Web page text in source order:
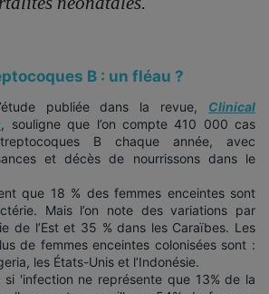
B : un fléau ?
publiée dans la revue, Clinical
, souligne que l’on compte 410 000 cas
B chaque année, avec
et décès de nourrissons dans le
que 18 % des femmes enceintes sont
Mais l’on note des variations par
de l’Est et 35 % dans les Caraïbes. Les
de femmes enceintes colonisées sont :
les États-Unis et l’Indonésie.
si 'infection ne représente que 13% de la